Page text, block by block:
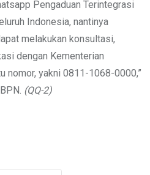
Pengaduan Terintegrasi
Indonesia, nantinya
melakukan konsultasi,
dengan Kementerian
nomor, yakni 0811-1068-0000,”
(QQ-2)